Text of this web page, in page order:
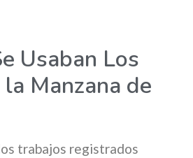
Usaban Los
Manzana de
trabajos registrados